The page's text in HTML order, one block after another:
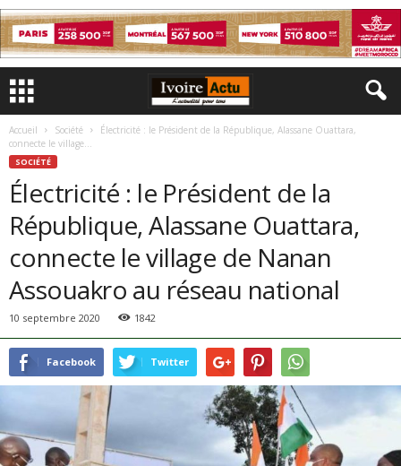
Accueil Société
Électricité : le Président de la République, Alassane Ouattara,
connecte le village...
SOCIÉTÉ
Électricité : le Président de la
République, Alassane Ouattara,
connecte le village de Nanan
Assouakro au réseau national
10 septembre 2020 1842
Facebook Twitter